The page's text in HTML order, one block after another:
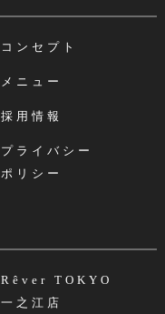
コンセプト
メニュー
採用情報
プライバシー
ポリシー
Rêver TOKYO
一之江店